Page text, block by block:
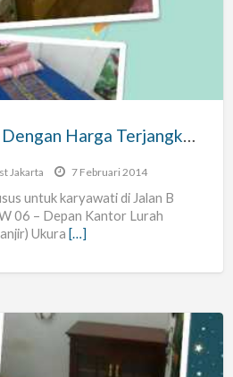
Kamar Kost Putri Dengan Harga Terjangkau
Jakarta 7 Februari 2014
untuk karyawati di Jalan B
06 – Depan Kantor Lurah
Ukura […]